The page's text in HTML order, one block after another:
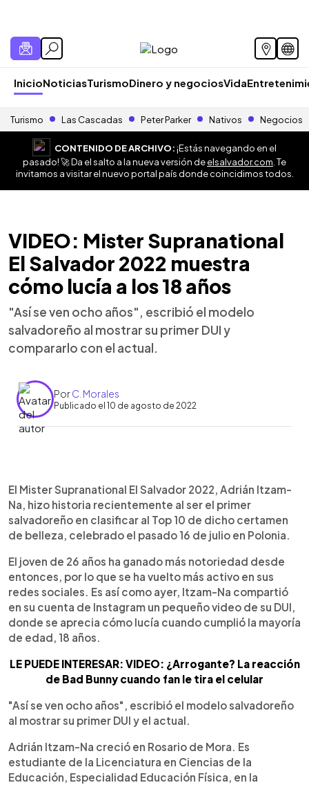
InicioNoticiasTurismoDinero y negociosVida
Turismo Las Cascadas Peter Parker Nativos Negocios
CONTENIDO DE ARCHIVO:¡Estás navegando en el
pasado! 🚀 Da el salto a la nueva versión deelsalvador.com . Te
invitamos a visitar el nuevo portal país donde coincidimos todos.
VIDEO: Mister Supranational
El Salvador 2022 muestra
cómo lucía a los 18 años
"Así se ven ocho años", escribió el modelo
salvadoreño al mostrar su primer DUI y
compararlo con el actual.
PorC. Morales
Publicado el 10 de agosto de 2022
Escuchar artículo
El Mister Supranational El Salvador 2022, Adrián Itzam-
Na, hizo historia recientemente al ser el primer
salvadoreño en clasificar al Top 10 de dicho certamen
de belleza, celebrado el pasado 16 de julio en Polonia.
El joven de 26 años ha ganado más notoriedad desde
entonces, por lo que se ha vuelto más activo en sus
redes sociales. Es así como ayer, Itzam-Na compartió
en su cuenta de Instagram un pequeño video de su DUI,
donde se aprecia cómo lucía cuando cumplió la mayoría
de edad, 18 años.
LE PUEDE INTERESAR: VIDEO: ¿Arrogante? La reacción
de Bad Bunny cuando fan le tira el celular
"Así se ven ocho años", escribió el modelo salvadoreño
al mostrar su primer DUI y el actual.
Adrián Itzam-Na creció en Rosario de Mora. Es
estudiante de la Licenciatura en Ciencias de la
Educación, Especialidad Educación Física, en la